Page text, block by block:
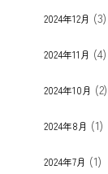
2024年12月 (3)
2024年11月 (4)
2024年10月 (2)
2024年8月 (1)
2024年7月 (1)